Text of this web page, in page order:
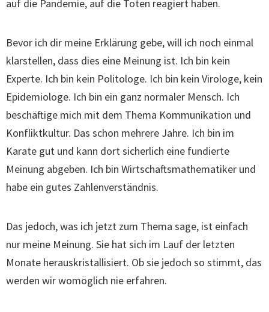
auf die Pandemie, auf die Toten reagiert haben.
Bevor ich dir meine Erklärung gebe, will ich noch einmal
klarstellen, dass dies eine Meinung ist. Ich bin kein
Experte. Ich bin kein Politologe. Ich bin kein Virologe, kein
Epidemiologe. Ich bin ein ganz normaler Mensch. Ich
beschäftige mich mit dem Thema Kommunikation und
Konfliktkultur. Das schon mehrere Jahre. Ich bin im
Karate gut und kann dort sicherlich eine fundierte
Meinung abgeben. Ich bin Wirtschaftsmathematiker und
habe ein gutes Zahlenverständnis.
Das jedoch, was ich jetzt zum Thema sage, ist einfach
nur meine Meinung. Sie hat sich im Lauf der letzten
Monate herauskristallisiert. Ob sie jedoch so stimmt, das
werden wir womöglich nie erfahren.